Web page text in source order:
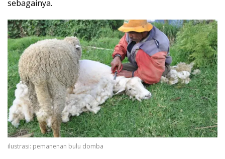
sebagainya.
ilustrasi: pemanenan bulu domba